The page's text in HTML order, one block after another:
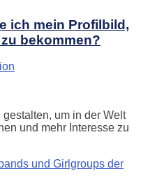
ich mein Profilbild,
bekommen?
um in der Welt
und mehr Interesse zu